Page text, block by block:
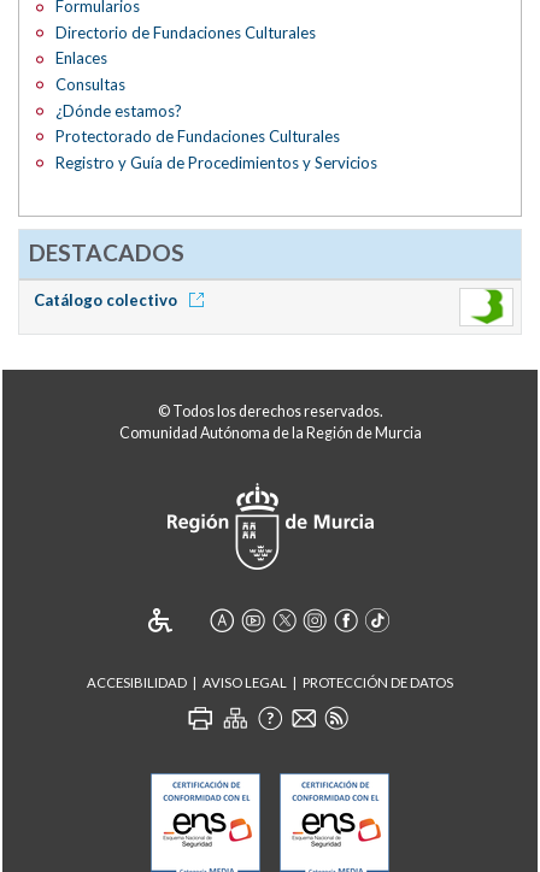
Formularios
Directorio de Fundaciones Culturales
Enlaces
Consultas
¿Dónde estamos?
Protectorado de Fundaciones Culturales
Registro y Guía de Procedimientos y Servicios
DESTACADOS
Catálogo colectivo
© Todos los derechos reservados.
Comunidad Autónoma de la Región de Murcia
ACCESIBILIDAD AVISO LEGAL PROTECCIÓN DE DATOS